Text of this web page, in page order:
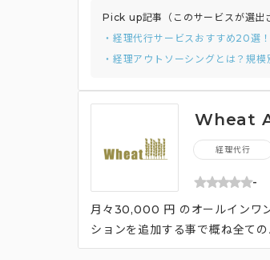
Pick up記事（このサービスが選出
・経理代行サービスおすすめ20選
・経理アウトソーシングとは？規
Wheat
経理代行
-
月々30,000 円 のオールインワ
ションを追加する事で概ね全て
をヒアリングし、業務オペレー